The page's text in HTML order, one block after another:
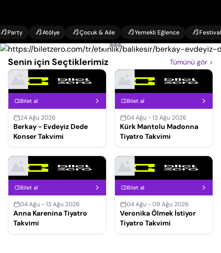
Party Atölye Çocuk & Aile Yemekli Eğlence Festival
Senin için Seçtiklerimiz Tümünü gör >
Bilet al
24 Ağu 2026
Berkay - Evdeyiz Dede
Konser Takvimi
Bilet al
04 Ağu - 13 Ağu 2026
Kürk Mantolu Madonna
Tiyatro Takvimi
Bilet al
04 Ağu - 13 Ağu 2026
Anna Karenina Tiyatro
Takvimi
Bilet al
04 Ağu - 09 Ağu 2026
Veronika Ölmek İstiyor
Tiyatro Takvimi